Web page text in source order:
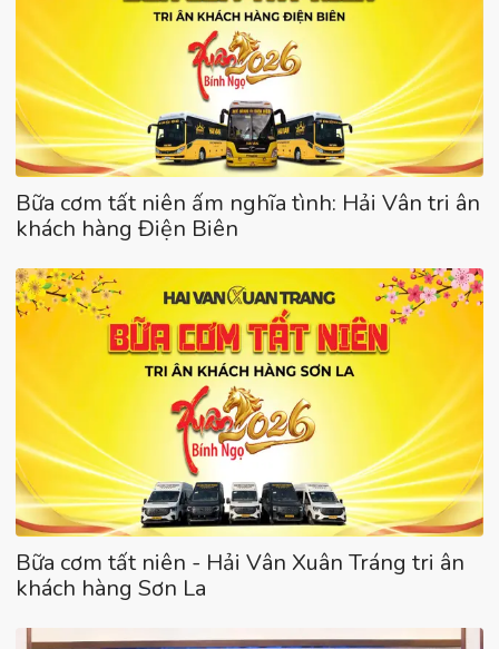
Bữa cơm tất niên ấm nghĩa tình: Hải Vân tri ân
khách hàng Điện Biên
Bữa cơm tất niên - Hải Vân Xuân Tráng tri ân
khách hàng Sơn La